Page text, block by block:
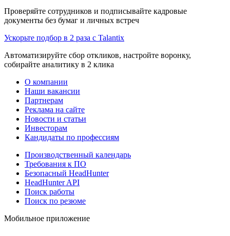
Проверяйте сотрудников и подписывайте кадровые
документы без бумаг и личных встреч
Ускорьте подбор в 2 раза с Talantix
Автоматизируйте сбор откликов, настройте воронку,
собирайте аналитику в 2 клика
О компании
Наши вакансии
Партнерам
Реклама на сайте
Новости и статьи
Инвесторам
Кандидаты по профессиям
Производственный календарь
Требования к ПО
Безопасный HeadHunter
HeadHunter API
Поиск работы
Поиск по резюме
Мобильное приложение